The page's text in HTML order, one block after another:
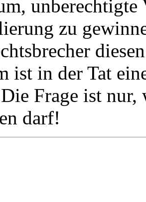
unberechtigte
zu
ist in der Tat
Frage ist nur,
darf!